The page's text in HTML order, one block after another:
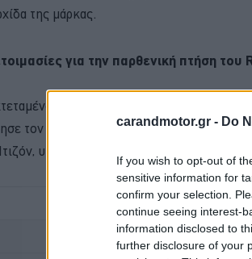
carandmotor.gr - Do
If you wish to opt-out of
sensitive information for
confirm your selection.
continue seeing interest-
information disclosed to
further disclosure of your
της μάρκας.
για την παρθενική πτήση
πρόγραμμα αποκατάστασης του
τον Ιούλιο του 2024. Υλοποιήθηκε
υπό τη διεύθυνση του πιλότου και
BUY
ΠΟΤΕ ΠΕΡΝΑΣ ΚΤΕΟ;